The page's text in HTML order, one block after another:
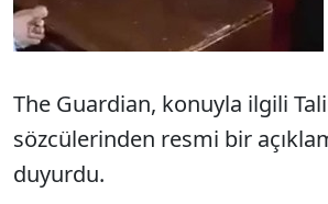
The Guardian, konuyla ilgili
sözcülerinden resmi bir
duyurdu.